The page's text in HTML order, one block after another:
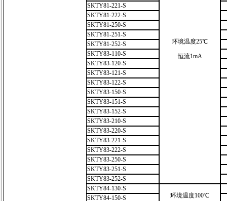
环境温度25℃
恒流1mA
SKTY81-221-S
SKTY81-222-S
SKTY81-250-S
SKTY81-251-S
SKTY81-252-S
SKTY83-110-S
SKTY83-120-S
SKTY83-121-S
SKTY83-122-S
SKTY83-150-S
SKTY83-151-S
SKTY83-152-S
SKTY83-210-S
SKTY83-220-S
SKTY83-221-S
SKTY83-222-S
SKTY83-250-S
SKTY83-251-S
SKTY83-252-S
SKTY84-130-S
环境温度100℃
SKTY84-150-S